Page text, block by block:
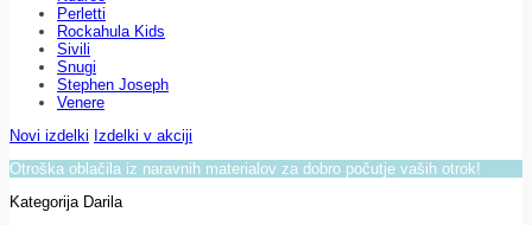
Perletti
Rockahula Kids
Sivili
Snugi
Stephen Joseph
Venere
Novi izdelki Izdelki v akciji
Otroška oblačila iz naravnih materialov za dobro počutje vaših otrok!
Kategorija Darila